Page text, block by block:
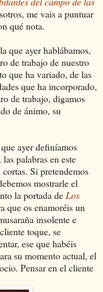
me vais a puntuar
qué nota.
que ayer hablábamos,
de trabajo de nuestro
que ha variado, de las
que ha incorporado,
de trabajo, digamos
de ánimo, su
ayer definíamos
palabras en este
Si pretendemos
mostrarle el
la portada de Los
que os enamoréis un
insolente e
toque, se
ese que habéis
su momento actual, el
Pensar en el cliente